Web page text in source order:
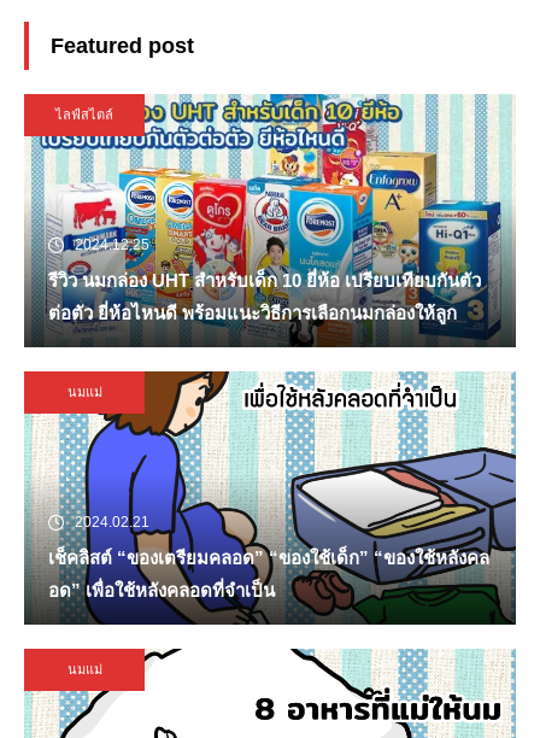
Featured post
ไลฟ์สไตล์
2024.12.25
รีวิว นมกล่อง UHT สำหรับเด็ก 10 ยี่ห้อ เปรียบเทียบกันตัว
ต่อตัว ยี่ห้อไหนดี พร้อมแนะวิธีการเลือกนมกล่องให้ลูก
นมแม่
2024.02.21
เช็คลิสต์ “ของเตรียมคลอด” “ของใช้เด็ก” “ของใช้หลังคล
อด” เพื่อใช้หลังคลอดที่จำเป็น
นมแม่